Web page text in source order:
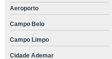
Aeroporto
Campo Belo
Campo Limpo
Cidade Ademar